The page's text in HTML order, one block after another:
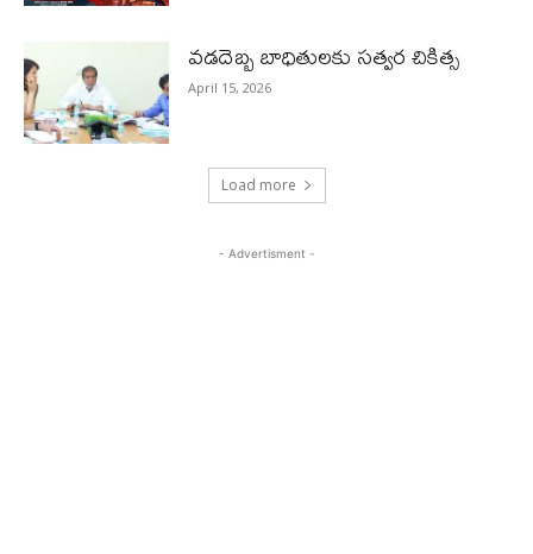
వడదెబ్బ బాధితులకు సత్వర చికిత్స
April 15, 2026
Load more
- Advertisment -